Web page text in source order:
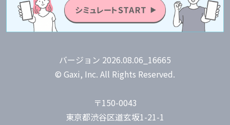
バージョン 2026.08.06_16665
© Gaxi, Inc. All Rights Reserved.
〒150-0043
東京都渋谷区道玄坂1-21-1